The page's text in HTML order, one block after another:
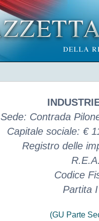
Sede: Contrada
Capitale sociale: €
Registro delle
Codice
Partita
(GU Parte